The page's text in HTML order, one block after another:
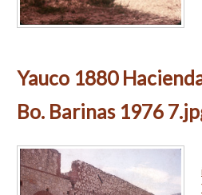
Yauco 1880
Bo. Barinas 1976